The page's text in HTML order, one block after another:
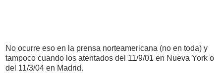
No ocurre eso en la prensa norteamericana (no en toda) y
tampoco cuando los atentados del 11/9/01 en Nueva York o
del 11/3/04 en Madrid.